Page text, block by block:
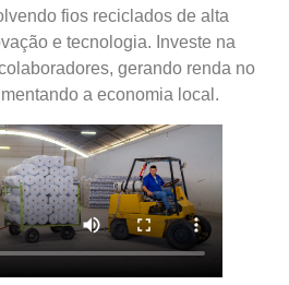
fios reciclados de alta
e tecnologia. Investe na
gerando renda no
a economia local.